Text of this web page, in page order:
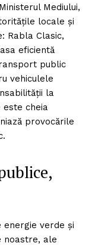
Mediului,
locale și
Rabla Clasic,
eficientă
public
vehiculele
la
cheia
provocările
energie verde și
noastre, ale